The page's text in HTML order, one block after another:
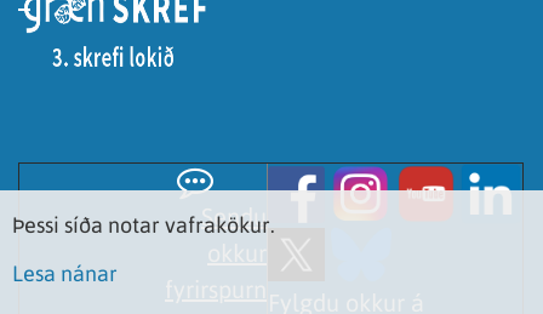
Sendu
Þessi síða notar vafrakökur.
Lesa nánar